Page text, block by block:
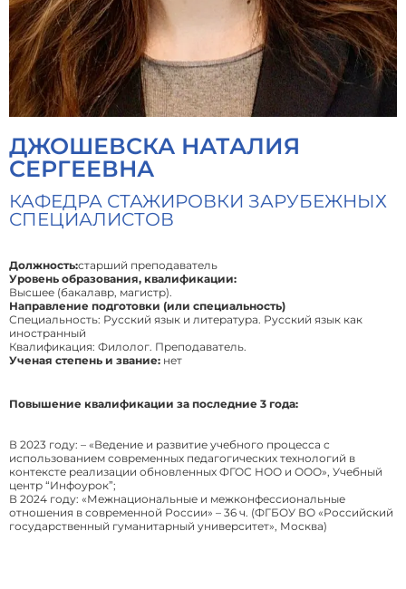
ДЖОШЕВСКА НАТАЛИЯ
СЕРГЕЕВНА
КАФЕДРА СТАЖИРОВКИ ЗАРУБЕЖНЫХ
СПЕЦИАЛИСТОВ
Должность:старший преподаватель
Уровень образования, квалификации:
Высшее (бакалавр, магистр).
Направление подготовки (или специальность)
Специальность: Русский язык и литература. Русский язык как
иностранный
Квалификация: Филолог. Преподаватель.
Ученая степень и звание: нет
Повышение квалификации за последние 3 года:
В 2023 году: – «Ведение и развитие учебного процесса с
использованием современных педагогических технологий в
контексте реализации обновленных ФГОС НОО и ООО», Учебный
центр “Инфоурок”;
В 2024 году: «Межнациональные и межконфессиональные
отношения в современной России» – 36 ч. (ФГБОУ ВО «Российский
государственный гуманитарный университет», Москва)